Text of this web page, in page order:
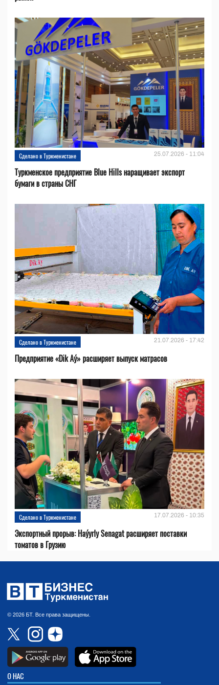
Сделано в Туркменистане 25.07.2026 - 11:04
Туркменское предприятие Blue Hills наращивает экспорт
бумаги в страны СНГ
Сделано в Туркменистане 21.07.2026 - 17:42
Предприятие «Dik Aý» расширяет выпуск матрасов
Сделано в Туркменистане 17.07.2026 - 10:35
Экспортный прорыв: Haýyrly Senagat расширяет поставки
томатов в Грузию
© 2026 БТ. Все права защищены.
О НАС